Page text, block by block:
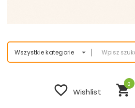
Wszystkie kategorie
shopping_cart
0
favorite_border Wishlist